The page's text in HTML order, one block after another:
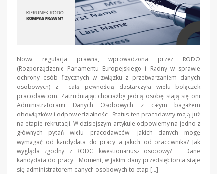
Nowa regulacja prawna, wprowadzona przez RODO
(Rozporządzenie Parlamentu Europejskiego i Radny w sprawie
ochrony osób fizycznych w związku z przetwarzaniem danych
osobowych) z całą pewnością dostarczyła wielu bolączek
pracodawcom. Zatrudniając chociażby jedną osobę stają się oni
Administratorami Danych Osobowych z całym bagażem
obowiązków i odpowiedzialności. Status ten pracodawcy mają już
na etapie rekrutacji. W dzisiejszym artykule odpowiemy na jedno z
głównych pytań wielu pracodawców- jakich danych mogę
wymagać od kandydata do pracy a jakich od pracownika? Jak
wygląda zgodny z RODO kwestionariusz osobowy? Dane
kandydata do pracy Moment, w jakim dany przedsiębiorca staje
się administratorem danych osobowych to etap […]